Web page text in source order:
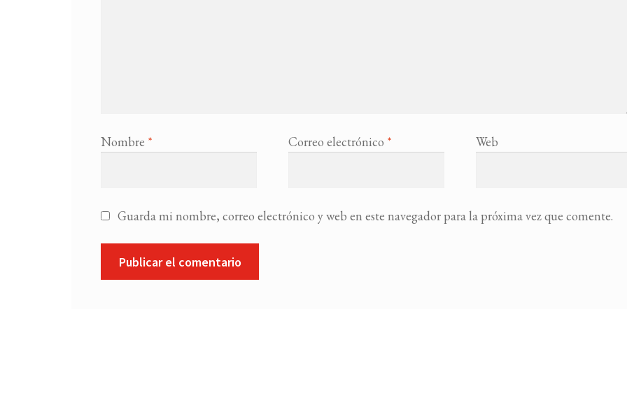
Nombre * Correo electrónico * Web
Guarda mi nombre, correo electrónico y web en este navegador para la próxima vez que comente.